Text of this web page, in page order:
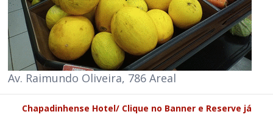
Av. Raimundo Oliveira, 786 Areal
Chapadinhense Hotel/ Clique no Banner e Reserve já